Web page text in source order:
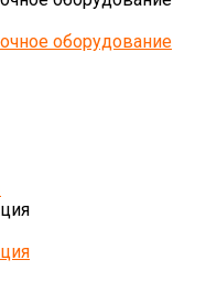
оборудование